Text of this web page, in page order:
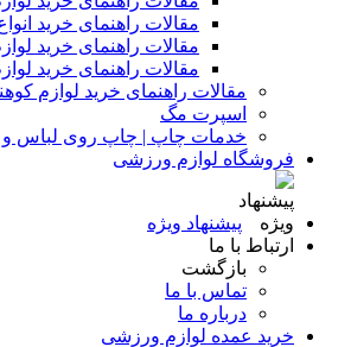
مقالات راهنمای خرید
مقالات راهنمای خرید
مقالات راهنمای خرید
مقالات راهنمای خرید لوازم
اسپرت مگ
خدمات چاپ | چاپ روی لباس و
فروشگاه لوازم ورزشی
پیشنهاد ویژه
ارتباط با ما
بازگشت
تماس با ما
درباره ما
خرید عمده لوازم ورزشی